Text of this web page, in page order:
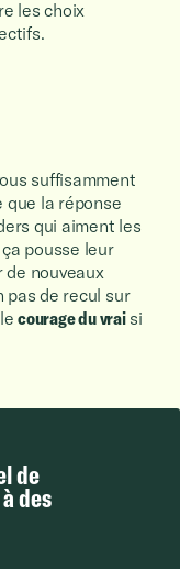
les choix
suffisamment
que la réponse
qui aiment les
pousse leur
de nouveaux
pas de recul sur
lecourage du vraisi
de
des